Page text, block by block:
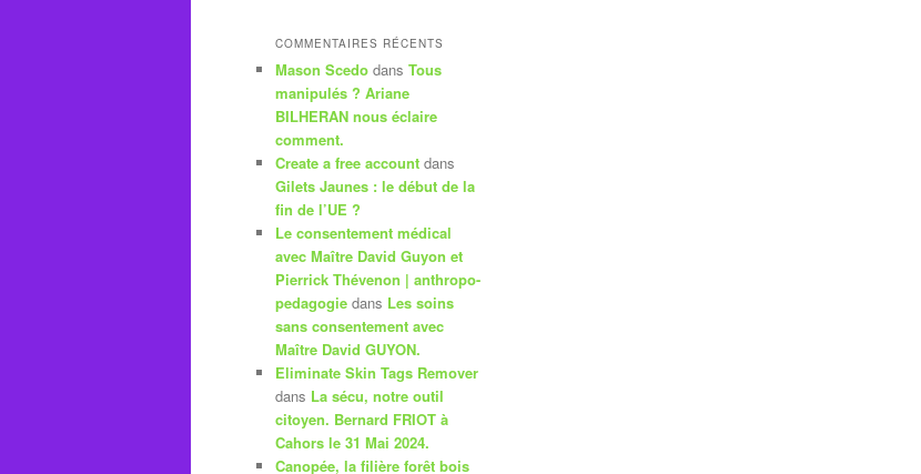
COMMENTAIRES RÉCENTS
Mason Scedo dans Tous
manipulés ? Ariane
BILHERAN nous éclaire
comment.
Create a free account dans
Gilets Jaunes : le début de la
fin de l’UE ?
Le consentement médical
avec Maître David Guyon et
Pierrick Thévenon | anthropo-
pedagogie dans Les soins
sans consentement avec
Maître David GUYON.
Eliminate Skin Tags Remover
dans La sécu, notre outil
citoyen. Bernard FRIOT à
Cahors le 31 Mai 2024.
Canopée, la filière forêt bois